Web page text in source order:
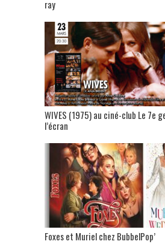
ray
WIVES (1975) au ciné-club Le 7e
l’écran
Foxes et Muriel chez BubbelPop’